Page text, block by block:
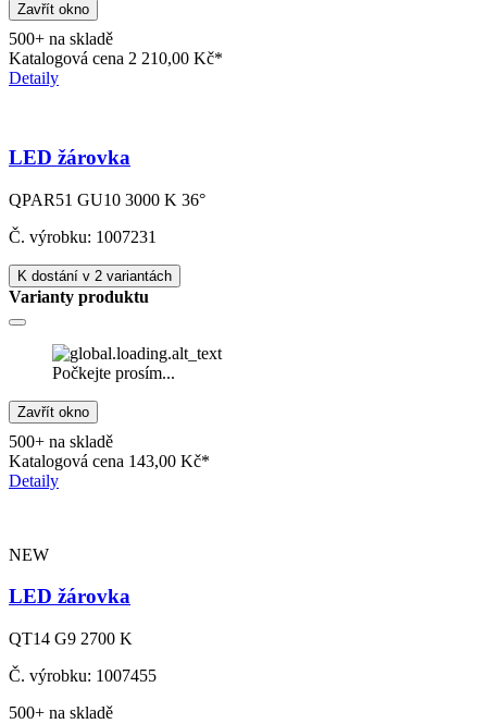
Zavřít okno
500+ na skladě
Katalogová cena 2 210,00 Kč*
Detaily
LED žárovka
QPAR51 GU10 3000 K 36°
Č. výrobku: 1007231
K dostání v 2 variantách
Varianty produktu
Počkejte prosím...
Zavřít okno
500+ na skladě
Katalogová cena 143,00 Kč*
Detaily
NEW
LED žárovka
QT14 G9 2700 K
Č. výrobku: 1007455
500+ na skladě